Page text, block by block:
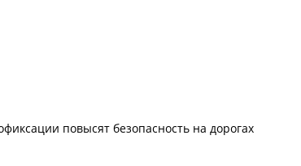
повысят безопасность на дорогах